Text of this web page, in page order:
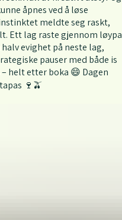
åpnes ved å løse
meldte seg raskt,
Ett lag raste gjennom løypa
evighet på neste lag,
pauser med både is
helt etter boka 😄 Dagen
🍷🫒